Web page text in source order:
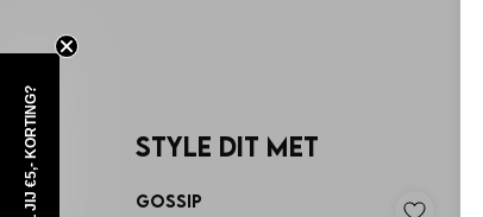
Style dit met
Gossip
WIL JIJ €5,- KORTING?